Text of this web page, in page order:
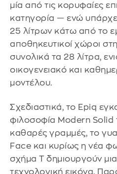
μία από τις κορυφαίες
κατηγορία — ενώ
25 λίτρων κάτω από το
αποθηκευτικοί χώροι
συνολικά τα 28 λίτρα,
οικογενειακό και
μοντέλου.
Σχεδιαστικά, το Epiq
φιλοσοφία Modern Solid
καθαρές γραμμές, το
Face και κυρίως η νέα
σχήμα Τ δημιουργούν
τεχνολογική εικόνα.